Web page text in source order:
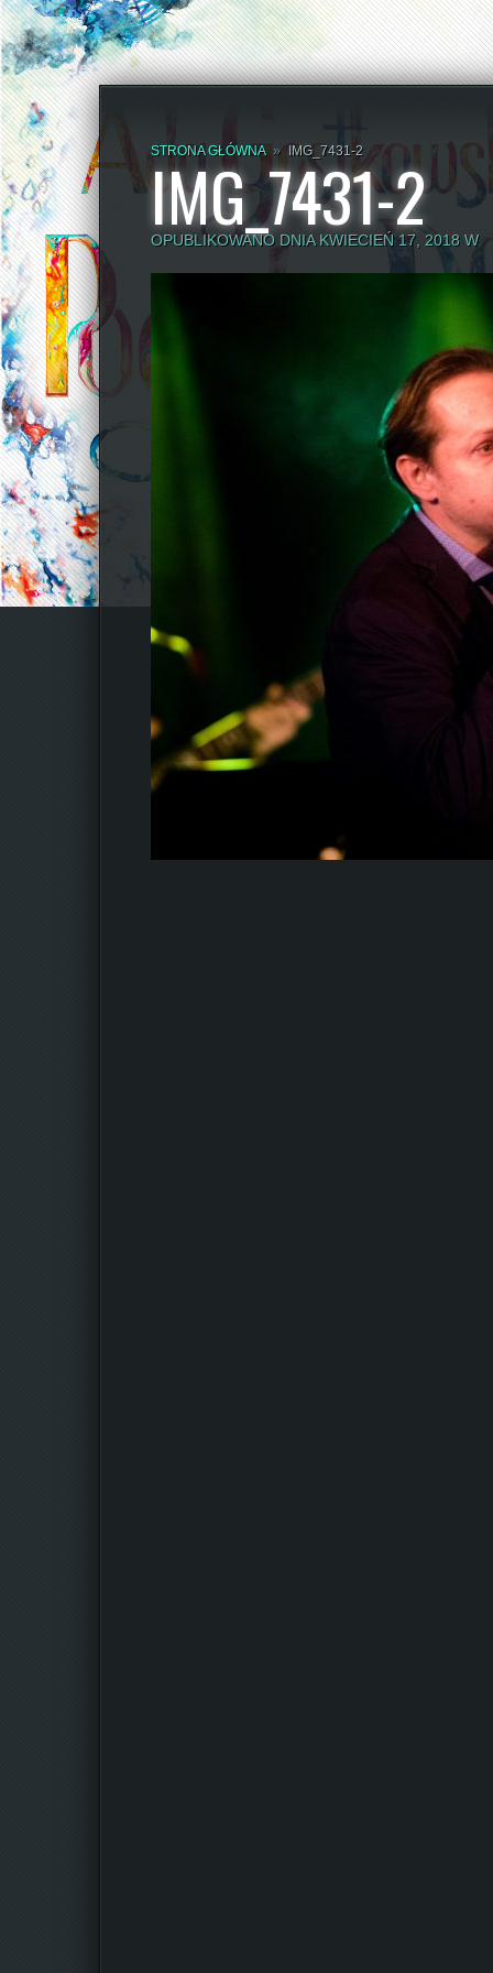
STRONA GŁÓWNA » IMG_7431-2
IMG_7431-2
OPUBLIKOWANO DNIA KWIECIEŃ 17, 2018 W